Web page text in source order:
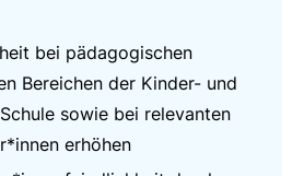
bei pädagogischen
Bereichen der Kinder- und
sowie bei relevanten
erhöhen